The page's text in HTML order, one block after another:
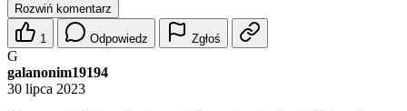
Rozwiń komentarz
1 Odpowiedz Zgłoś
G
galanonim19194
30 lipca 2023